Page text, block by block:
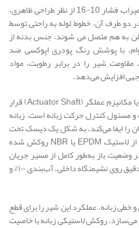
بدنه شیر فلکه کشویی زبانه لاستیکی میراب فشار 10-16 از نظر طراحی ظاهری،
دو طرف آن، خطوط لوله به راحتی توسط
به هم متصل می شوند. جنس بدنه از
با پوشش رنگ پودری اپوکسی ضد
شیر را در برابر رطوبت، مواد
افزایش می‌دهد.
در بخش فوقانی شیر، یک فلکه دستی یا مکانیزم عملگر (Actuator Shaft) قرار
مسئول کنترل حرکت زبانه است. زبانه
را ایفا می‌کند، به شکل یک دیسک تخت
فلزی از جنس چدن داکتیل و با لایه‌ای از لاستیک EPDM یا NBR روکش شده
باز به‌طور کامل از مسیر جریان
خارج شود و در وضعیت بسته، با فشار دقیق روی نشیمنگاه داخلی، آب‌بندی ۱۰۰٪ و
زبانه، عملکرد این شیر را برای قطع‌
روکش لاستیکی زبانه با خاصیت